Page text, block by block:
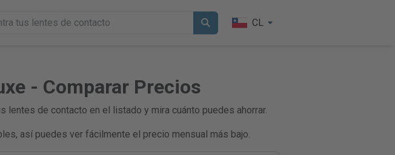
CL
- Comparar Precios
lentes de contacto en el listado y mira cuánto puedes ahorrar.
así puedes ver fácilmente el precio mensual más bajo.